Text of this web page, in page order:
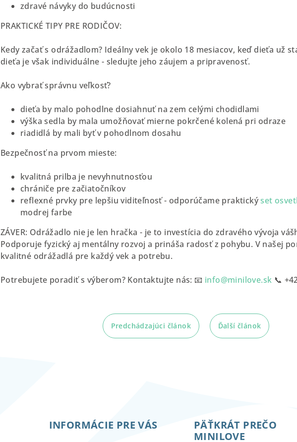
zdravé návyky do budúcnosti
PRAKTICKÉ TIPY PRE RODIČOV:
Kedy začať s odrážadlom? Ideálny vek je okolo 18 mesiacov, keď dieťa už
dieťa je však individuálne - sledujte jeho záujem a pripravenosť.
Ako vybrať správnu veľkosť?
dieťa by malo pohodlne dosiahnuť na zem celými chodidlami
výška sedla by mala umožňovať mierne pokrčené kolená pri odraze
riadidlá by mali byť v pohodlnom dosahu
Bezpečnosť na prvom mieste:
kvalitná prilba je nevyhnutnosťou
chrániče pre začiatočníkov
reflexné prvky pre lepšiu viditeľnosť - odporúčame praktickýset
modrej farbe
ZÁVER: Odrážadlo nie je len hračka - je to investícia do zdravého vývoja
Podporuje fyzický aj mentálny rozvoj a prináša radosť z pohybu. V našej
kvalitné odrážadlá pre každý vek a potrebu.
Potrebujete poradiť s výberom? Kontaktujte nás: 📧 info@minilove.sk 📞
Predchádzajúci článok Ďalší článok
INFORMÁCIE PRE VÁS
PÄŤKRÁT PREČO
MINILOVE